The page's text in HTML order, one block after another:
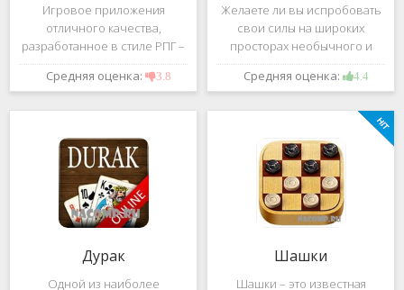
Игровое приложения
отличного качества,
разработанное в стиле РПГ –
это, конечно же, Dark
Avenger. В ней вы сможете
большое количество
проблем на свою
Средняя оценка: 3.8
Желаете ли вы испробовать
свои силы на широких
просторах необычного и
удивительного мира,
который наполнен
Если да, тогда вам к нам. Игра,
которую мы вам предложим
ниже и о
Средняя оценка: 4.4
Дурак
Одной из наиболее
Шашки
Шашки – это известная